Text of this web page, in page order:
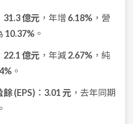
31.3 億元 ，年增 6.18% ，營
10.37% 。
22.1 億元 ，年減2.67% ，純
。
(EPS) ： 3.01 元 ，去年同期